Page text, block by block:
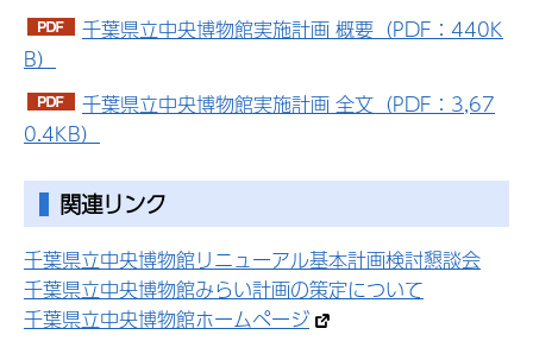
千葉県立中央博物館実施計画 概要（PDF：440K
B）
千葉県立中央博物館実施計画 全文（PDF：3,67
0.4KB）
関連リンク
千葉県立中央博物館リニューアル基本計画検討懇談会
千葉県立中央博物館みらい計画の策定について
千葉県立中央博物館ホームページ